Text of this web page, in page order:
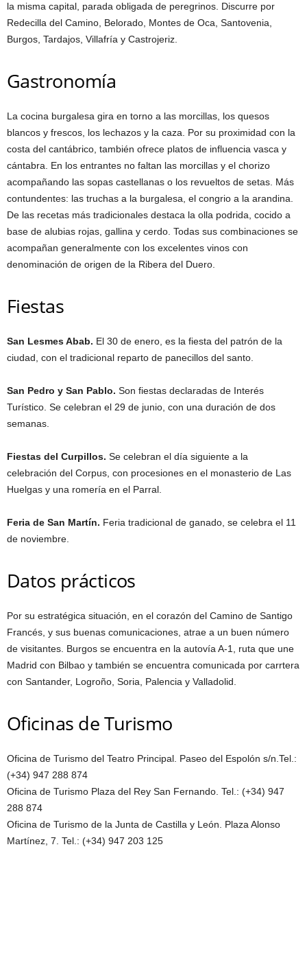
la misma capital, parada obligada de peregrinos. Discurre por
Redecilla del Camino, Belorado, Montes de Oca, Santovenia,
Burgos, Tardajos, Villafría y Castrojeriz.
Gastronomía
La cocina burgalesa gira en torno a las morcillas, los quesos
blancos y frescos, los lechazos y la caza. Por su proximidad con la
costa del cantábrico, también ofrece platos de influencia vasca y
cántabra. En los entrantes no faltan las morcillas y el chorizo
acompañando las sopas castellanas o los revueltos de setas. Más
contundentes: las truchas a la burgalesa, el congrio a la arandina.
De las recetas más tradicionales destaca la olla podrida, cocido a
base de alubias rojas, gallina y cerdo. Todas sus combinaciones se
acompañan generalmente con los excelentes vinos con
denominación de origen de la Ribera del Duero.
Fiestas
San Lesmes Abab. El 30 de enero, es la fiesta del patrón de la
ciudad, con el tradicional reparto de panecillos del santo.
San Pedro y San Pablo. Son fiestas declaradas de Interés
Turístico. Se celebran el 29 de junio, con una duración de dos
semanas.
Fiestas del Curpillos. Se celebran el día siguiente a la
celebración del Corpus, con procesiones en el monasterio de Las
Huelgas y una romería en el Parral.
Feria de San Martín. Feria tradicional de ganado, se celebra el 11
de noviembre.
Datos prácticos
Por su estratégica situación, en el corazón del Camino de Santigo
Francés, y sus buenas comunicaciones, atrae a un buen número
de visitantes. Burgos se encuentra en la autovía A-1, ruta que une
Madrid con Bilbao y también se encuentra comunicada por carrtera
con Santander, Logroño, Soria, Palencia y Valladolid.
Oficinas de Turismo
Oficina de Turismo del Teatro Principal. Paseo del Espolón s/n.Tel.:
(+34) 947 288 874
Oficina de Turismo Plaza del Rey San Fernando. Tel.: (+34) 947
288 874
Oficina de Turismo de la Junta de Castilla y León. Plaza Alonso
Martínez, 7. Tel.: (+34) 947 203 125